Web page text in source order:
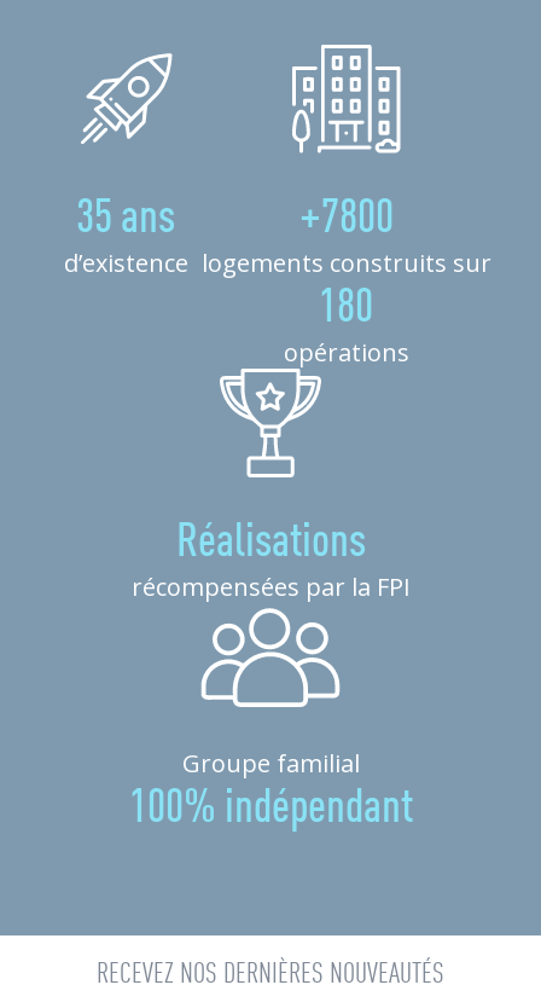
35 ans
d’existence
+7800
logements construits sur
180
opérations
Réalisations
récompensées par la FPI
Groupe familial
100% indépendant
RECEVEZ NOS DERNIÈRES NOUVEAUTÉS